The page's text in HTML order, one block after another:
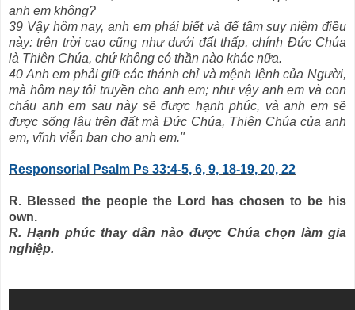
anh em không?
39 Vậy hôm nay, anh em phải biết và để tâm suy niệm điều
này: trên trời cao cũng như dưới đất thấp, chính Đức Chúa
là Thiên Chúa, chứ không có thần nào khác nữa.
40 Anh em phải giữ các thánh chỉ và mệnh lệnh của Người,
mà hôm nay tôi truyền cho anh em; như vậy anh em và con
cháu anh em sau này sẽ được hạnh phúc, và anh em sẽ
được sống lâu trên đất mà Đức Chúa, Thiên Chúa của anh
em, vĩnh viễn ban cho anh em."
Responsorial Psalm Ps 33:4-5, 6, 9, 18-19, 20, 22
R. Blessed the people the Lord has chosen to be his
own.
R. Hạnh phúc thay dân nào được Chúa chọn làm gia
nghiệp.